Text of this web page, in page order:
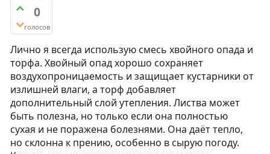
0
голосов
Лично я всегда использую смесь хвойного опада и
торфа. Хвойный опад хорошо сохраняет
воздухопроницаемость и защищает кустарники от
излишней влаги, а торф добавляет
дополнительный слой утепления. Листва может
быть полезна, но только если она полностью
сухая и не поражена болезнями. Она даёт тепло,
но склонна к прению, особенно в сырую погоду.